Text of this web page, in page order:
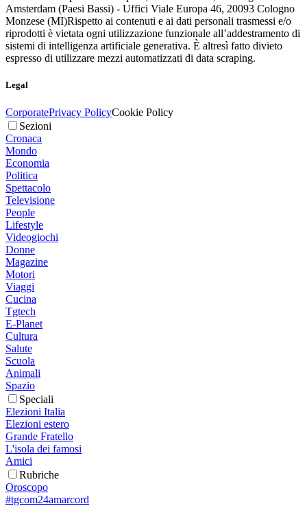
Amsterdam (Paesi Bassi) - Uffici Viale Europa 46, 20093 Cologno
Monzese (MI)Rispetto ai contenuti e ai dati personali trasmessi e/o
riprodotti è vietata ogni utilizzazione funzionale all’addestramento di
sistemi di intelligenza artificiale generativa. È altresì fatto divieto
espresso di utilizzare mezzi automatizzati di data scraping.
Legal
CorporatePrivacy PolicyCookie Policy
Sezioni
Cronaca
Mondo
Economia
Politica
Spettacolo
Televisione
People
Lifestyle
Videogiochi
Donne
Magazine
Motori
Viaggi
Cucina
Tgtech
E-Planet
Cultura
Salute
Scuola
Animali
Spazio
Speciali
Elezioni Italia
Elezioni estero
Grande Fratello
L'isola dei famosi
Amici
Rubriche
Oroscopo
#tgcom24amarcord